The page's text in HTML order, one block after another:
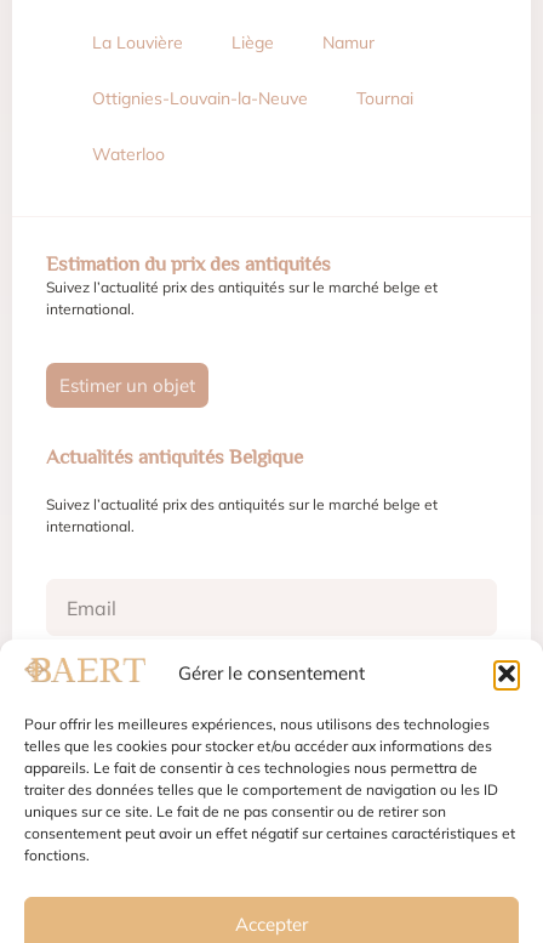
Gérer le consentement
Pour offrir les meilleures expériences, nous utilisons des technologies
telles que les cookies pour stocker et/ou accéder aux informations des
appareils. Le fait de consentir à ces technologies nous permettra de
traiter des données telles que le comportement de navigation ou les ID
uniques sur ce site. Le fait de ne pas consentir ou de retirer son
consentement peut avoir un effet négatif sur certaines caractéristiques et
fonctions.
Accepter
La Louvière Liège Namur
Ottignies-Louvain-la-Neuve Tournai
Waterloo
Estimation du prix des antiquités
Suivez l’actualité prix des antiquités sur le marché belge et
international.
Estimer un objet
Actualités antiquités Belgique
Suivez l’actualité prix des antiquités sur le marché belge et
international.
S'inscrire
Mentions légales
Conditions d'utilisation
Politique de confidentialité
Gestion des cookies